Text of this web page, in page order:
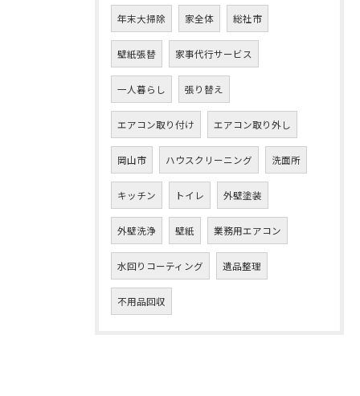
年末大掃除 家全体 総社市
壁紙張替 家事代行サービス
一人暮らし 張り替え
エアコン取り付け エアコン取り外し
岡山市 ハウスクリーニング 洗面所
キッチン トイレ 外壁塗装
外壁洗浄 壁紙 業務用エアコン
水回りコーティング 遺品整理
不用品回収